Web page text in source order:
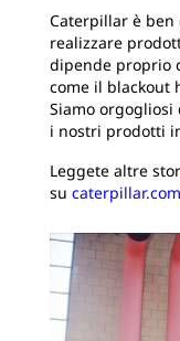
Caterpillar è ben
realizzare
dipende proprio
come il blackout
Siamo
i nostri prodotti
Leggete altre
su